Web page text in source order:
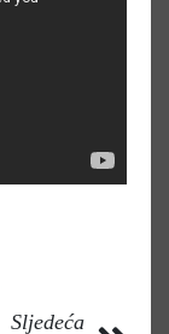
Sljedeća